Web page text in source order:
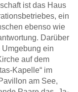
ist das Haus
ein
ebenso wie
Darüber
ein
auf dem
Kapelle“ im
am See,